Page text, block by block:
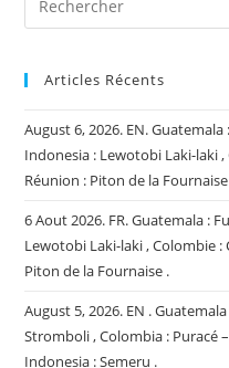
Articles Récents
August 6, 2026. EN.
Indonesia : Lewotobi Laki-laki
Réunion : Piton de la
6 Aout 2026. FR. Guatemala :
Lewotobi Laki-laki , Colombie :
Piton de la Fournaise .
August 5, 2026. EN .
Stromboli , Colombia : Puracé
Indonesia : Semeru .